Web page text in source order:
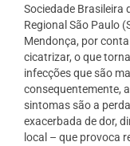
Sociedade Brasileira
Regional São Paulo
Mendonça, por
cicatrizar, o que
infecções que são
consequentemente,
sintomas são a
exacerbada de dor,
local – que provoca